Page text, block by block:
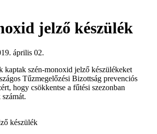
jelző készülék
április 02.
kaptak szén-monoxid jelző készülékeket
Tűzmegelőzési Bizottság prevenciós
hogy csökkentse a fűtési szezonban